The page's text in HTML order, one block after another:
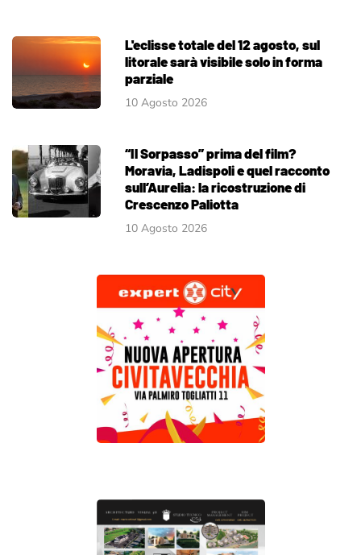
L'eclisse totale del 12 agosto, sul
litorale sarà visibile solo in forma
parziale
10 Agosto 2026
“Il Sorpasso” prima del film?
Moravia, Ladispoli e quel racconto
sull’Aurelia: la ricostruzione di
Crescenzo Paliotta
10 Agosto 2026